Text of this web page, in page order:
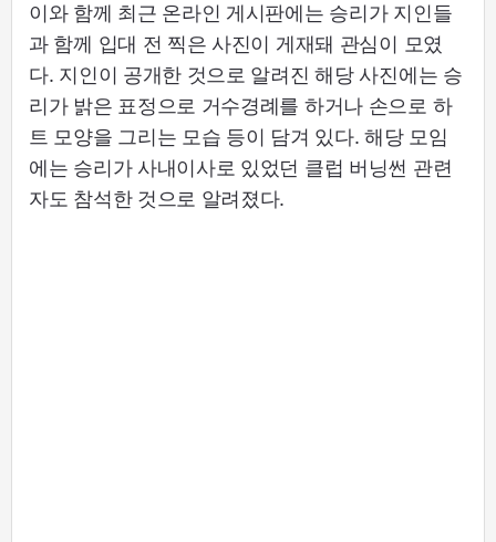
이와 함께 최근 온라인 게시판에는 승리가 지인들
과 함께 입대 전 찍은 사진이 게재돼 관심이 모였
다. 지인이 공개한 것으로 알려진 해당 사진에는 승
리가 밝은 표정으로 거수경례를 하거나 손으로 하
트 모양을 그리는 모습 등이 담겨 있다. 해당 모임
에는 승리가 사내이사로 있었던 클럽 버닝썬 관련
자도 참석한 것으로 알려졌다.